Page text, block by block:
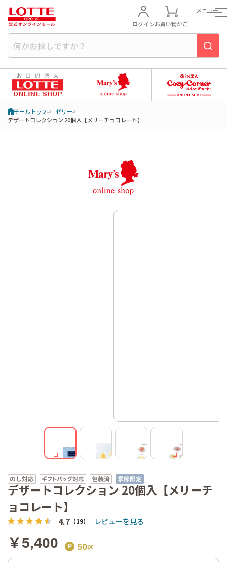
ログインお買い物かご
メニュー
モールトップ
ゼリー
デザートコレクション 20個入【メリーチョコレート】
デザートコレクション 20個入【メリーチ
ョコレート】
4.7 （19） レビューを見る
￥5,400 50